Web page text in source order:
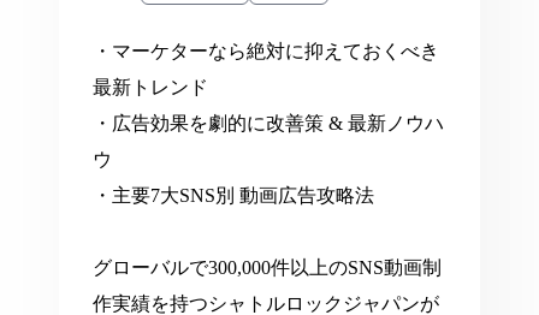
・マーケターなら絶対に抑えておくべき
最新トレンド
・広告効果を劇的に改善策 & 最新ノウハ
ウ
・主要7大SNS別 動画広告攻略法
グローバルで300,000件以上のSNS動画制
作実績を持つシャトルロックジャパンが